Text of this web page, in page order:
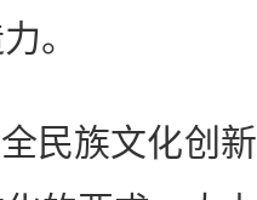
。
族文化创新